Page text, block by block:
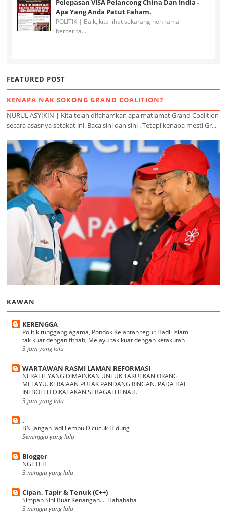
Pelepasan VISA Pelancong China Dan India -
Apa Yang Anda Patut Faham.
POLITIK | Baik, kita lihat sekarang neh ramai
bercerita...
FEATURED POST
KENAPA NAK SOKONG GRAND COALITION?
NURUL ASYIKIN | Kita telah difahamkan apa matlamat Grand Coalition
secara asasnya setakat ini. Baca sini dan sini . Tetapi kenapa mesti Gr...
KAWAN
KERENGGA
Politik tunggang agama, Pondok Kelantan tegur Hadi: Islam
tak kuat dengan fitnah, Melayu tak kuat dengan ketakutan
3 jam yang lalu
WARTAWAN RASMI LAMAN REFORMASI
NERATIF YANG DIMAINKAN UNTUK TAKUTKAN ORANG
MELAYU. KERAJAAN PULAK PANDANG RINGAN. PADA HAL
INI BOLEH DIKATAKAN SEBAGAI FITNAH.
3 jam yang lalu
.
BN Jangan Jadi Lembu Dicucuk Hidung
Seminggu yang lalu
Blogger
NGETEH
3 minggu yang lalu
Cipan, Tapir & Tenuk (C++)
Simpan Sini Buat Kenangan.... Hahahaha
3 minggu yang lalu